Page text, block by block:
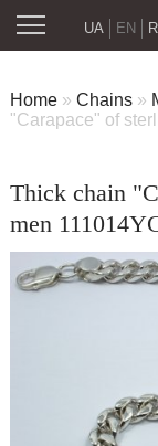
UA EN
Home » Chains »
"Carapace" of
Thick chain
men